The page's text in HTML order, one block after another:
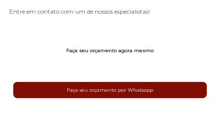
Entre em contato com um de nossos especialistas!
Faça seu orçamento agora mesmo
Faça seu orçamento por Whatsapp